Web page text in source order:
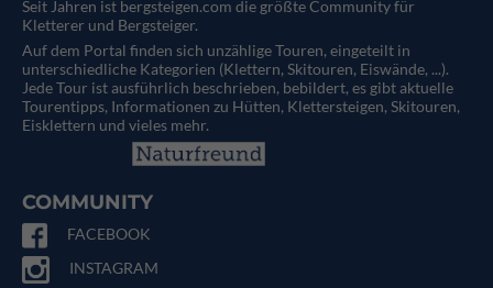
Seit Jahren ist bergsteigen.com die größte Community für
Kletterer und Bergsteiger.
Auf dem Portal finden sich unzählige Touren, eingeteilt in
unterschiedliche Kategorien (Klettern, Skitouren, Eiswände, ...).
Jede Tour ist ausführlich beschrieben, bebildert, es gibt aktuelle
Tourentipps, Informationen zu Hütten, Klettersteigen, Skitouren,
Eisklettern und vieles mehr.
COMMUNITY
FACEBOOK
INSTAGRAM